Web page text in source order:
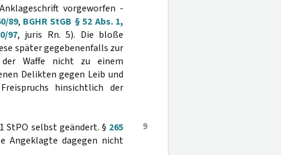
vorgeworfen -
89, BGHR StGB § 52 Abs. 1,
97, juris Rn. 5). Die bloße
später gegebenenfalls zur
der Waffe nicht zu einem
Delikten gegen Leib und
hinsichtlich der
9
StPO selbst geändert. § 265
Angeklagte dagegen nicht